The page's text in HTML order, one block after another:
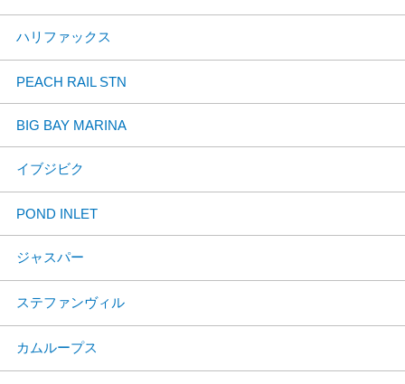
ハリファックス
PEACH RAIL STN
BIG BAY MARINA
イブジビク
POND INLET
ジャスパー
ステファンヴィル
カムループス